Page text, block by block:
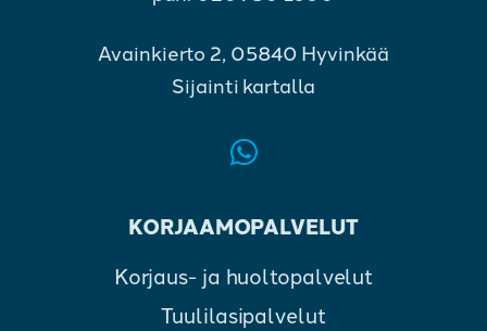
Avainkierto 2, 05840 Hyvinkää
Sijainti kartalla
KORJAAMOPALVELUT
Korjaus- ja huoltopalvelut
Tuulilasipalvelut